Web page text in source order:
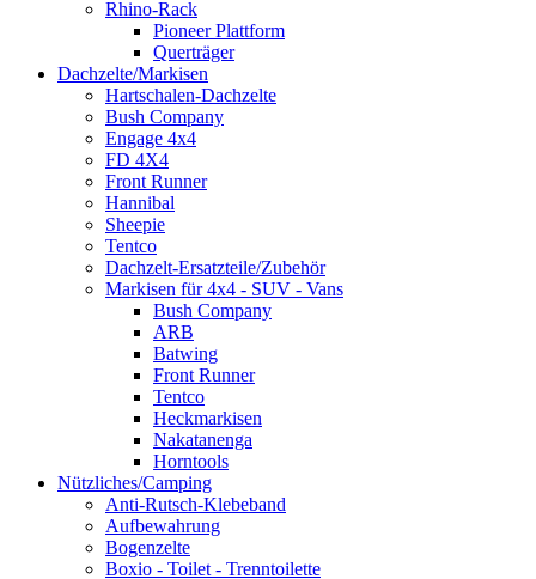
Rhino-Rack
Pioneer Plattform
Querträger
Dachzelte/Markisen
Hartschalen-Dachzelte
Bush Company
Engage 4x4
FD 4X4
Front Runner
Hannibal
Sheepie
Tentco
Dachzelt-Ersatzteile/Zubehör
Markisen für 4x4 - SUV - Vans
Bush Company
ARB
Batwing
Front Runner
Tentco
Heckmarkisen
Nakatanenga
Horntools
Nützliches/Camping
Anti-Rutsch-Klebeband
Aufbewahrung
Bogenzelte
Boxio - Toilet - Trenntoilette